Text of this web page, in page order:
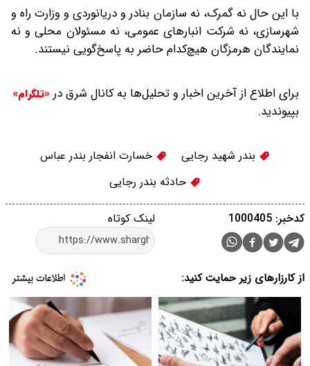
با این حال نه گمرک، نه سازمان بنادر و دریانوردی و وزارت راه و
شهرسازی، نه شرکت انبارهای عمومی، نه مسئولان محلی و نه
نمایندگان هرمزگان هیچ‌کدام حاضر به پاسخ‌گویی نیستند.
برای اطلاع از آخرین اخبار و تحلیل‌ها به کانال شرق در «تلگرام»
بپیوندید.
بندر شهید رجایی
خسارت انفجار بندر عباس
حادثه بندر رجایی
لینک کوتاه کدخبر: 1000405
از کارزارهای زیر حمایت کنید: